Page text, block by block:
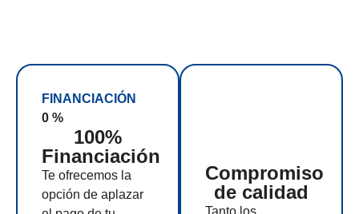
FINANCIACIÓN
0 %
100%
Financiación
Te ofrecemos la
opción de aplazar
Compromiso
de calidad